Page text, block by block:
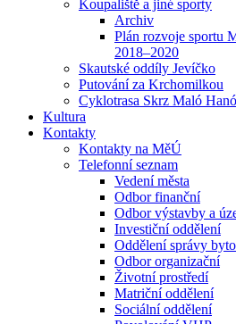
Koupaliště a jiné sporty
Archiv
Plán rozvoje sportu
2018–2020
Skautské oddíly Jevíčko
Putování za Krchomilkou
Cyklotrasa Skrz Maló Hanó
Kultura
Kontakty
Kontakty na MěÚ
Telefonní seznam
Vedení města
Odbor finanční
Odbor výstavby a
Investiční oddělení
Oddělení správy
Odbor organizační
Životní prostředí
Matriční oddělení
Sociální oddělení